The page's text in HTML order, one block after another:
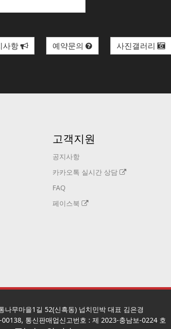
사항 예약문의 사진갤러리
고객지원
공지사항
카카오톡 실시간 상담
FAQ
페이스북
나무마을1길 52(신흑동) 넙치민박 대표 김은경
통신판매업신고번호 : 제 2023-충남보-0224 호